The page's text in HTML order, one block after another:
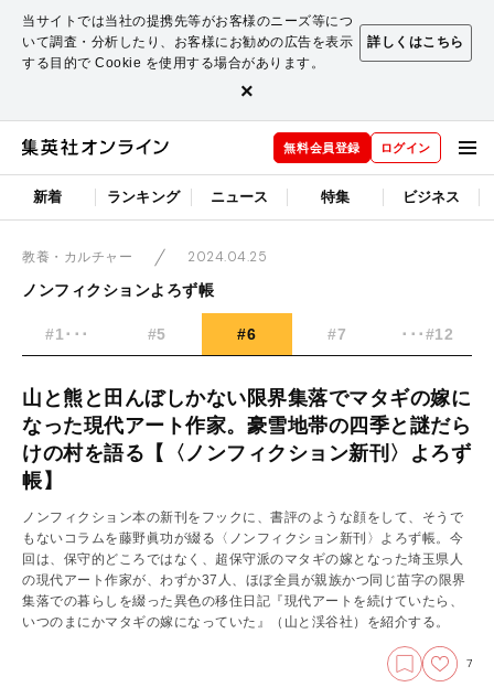
当サイトでは当社の提携先等がお客様のニーズ等につ
いて調査・分析したり、お客様にお勧めの広告を表示
する目的で Cookie を使用する場合があります。
詳しくはこちら
×
無料会員登録 ログイン
新着 ランキング ニュース 特集 ビジネス
教養・カルチャー
2024.04.25
ノンフィクションよろず帳
#1･･･ #5 #6 #7 ･･･#12
山と熊と田んぼしかない限界集落でマタギの嫁に
なった現代アート作家。豪雪地帯の四季と謎だら
けの村を語る【〈ノンフィクション新刊〉よろず
帳】
ノンフィクション本の新刊をフックに、書評のような顔をして、そうで
もないコラムを藤野眞功が綴る〈ノンフィクション新刊〉よろず帳。今
回は、保守的どころではなく、超保守派のマタギの嫁となった埼玉県人
の現代アート作家が、わずか37人、ほぼ全員が親族かつ同じ苗字の限界
集落での暮らしを綴った異色の移住日記『現代アートを続けていたら、
いつのまにかマタギの嫁になっていた』（山と渓谷社）を紹介する。
7